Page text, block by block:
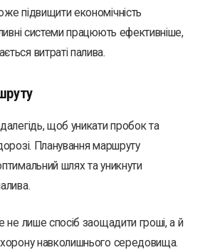
підвищити економічність
системи працюють ефективніше,
витраті палива.
щоб уникати пробок та
Планування маршруту
шлях та уникнути
не лише спосіб заощадити гроші, а й
навколишнього середовища.